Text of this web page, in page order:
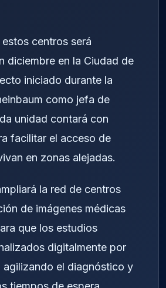
centros será
diciembre en la Ciudad de
iniciado durante la
como jefa de
unidad contará con
facilitar el acceso de
en zonas alejadas.
la red de centros
de imágenes médicas
que los estudios
digitalmente por
agilizando el diagnóstico y